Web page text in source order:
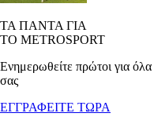
ΤΑ ΠΑΝΤΑ ΓΙΑ
ΤΟ METROSPORT
Ενημερωθείτε πρώτοι για
σας
ΕΓΓΡΑΦΕΙΤΕ ΤΩΡΑ